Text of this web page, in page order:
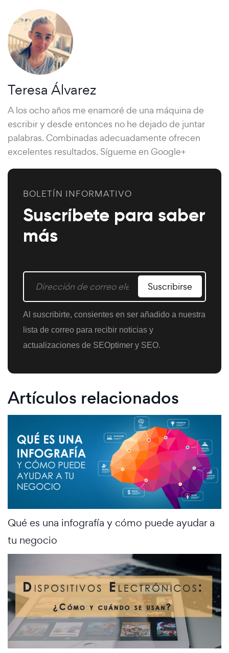
Teresa Álvarez
A los ocho años me enamoré de una máquina de
escribir y desde entonces no he dejado de juntar
palabras. Combinadas adecuadamente ofrecen
excelentes resultados. Sígueme en Google+
BOLETÍN INFORMATIVO
Suscríbete para saber
más
Suscribirse
Al suscribirte, consientes en ser añadido a nuestra
lista de correo para recibir noticias y
actualizaciones de SEOptimer y SEO.
Artículos relacionados
Qué es una infografía y cómo puede ayudar a
tu negocio